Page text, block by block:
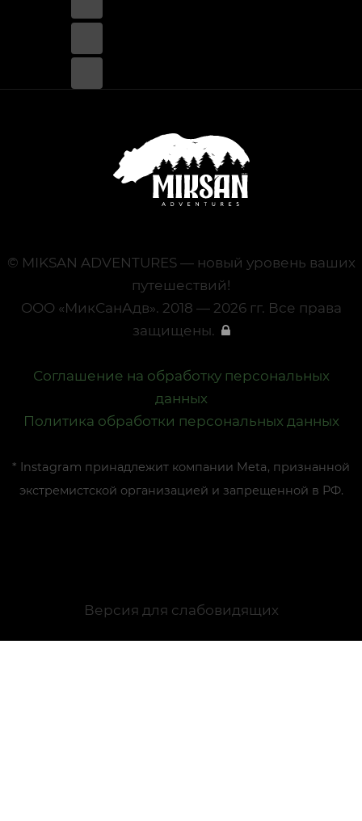
© MIKSAN ADVENTURES — новый уровень ваших
путешествий!
ООО «МикСанАдв». 2018 — 2026 гг. Все права
защищены.
Соглашение на обработку персональных
данных
Политика обработки персональных данных
* Instagram принадлежит компании Meta, признанной
экстремистской организацией и запрещенной в РФ.
Версия для слабовидящих